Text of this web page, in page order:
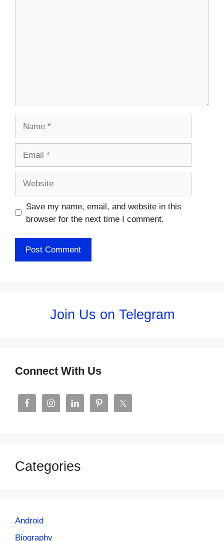
Save my name, email, and website in this
browser for the next time I comment.
Join Us on Telegram
Connect With Us
Categories
Android
Biography